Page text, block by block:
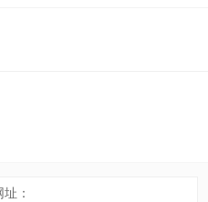
址：